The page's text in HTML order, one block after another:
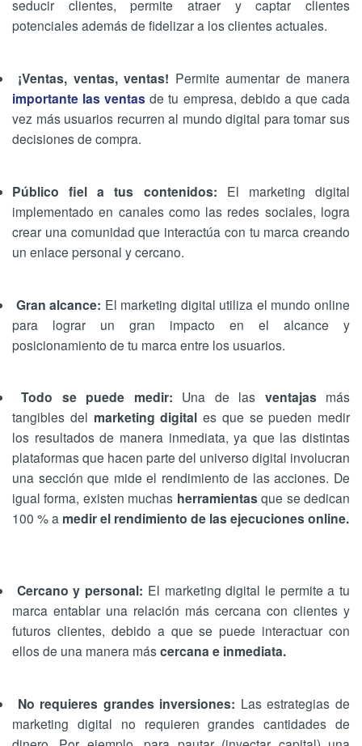
seducir clientes, permite atraer y captar clientes
potenciales además de fidelizar a los clientes actuales.
¡Ventas, ventas, ventas! Permite aumentar de manera
importante las ventas de tu empresa, debido a que cada
vez más usuarios recurren al mundo digital para tomar sus
decisiones de compra.
Público fiel a tus contenidos: El marketing digital
implementado en canales como las redes sociales, logra
crear una comunidad que interactúa con tu marca creando
un enlace personal y cercano.
Gran alcance: El marketing digital utiliza el mundo online
para lograr un gran impacto en el alcance y
posicionamiento de tu marca entre los usuarios.
Todo se puede medir: Una de las ventajas más
tangibles del marketing digital es que se pueden medir
los resultados de manera inmediata, ya que las distintas
plataformas que hacen parte del universo digital involucran
una sección que mide el rendimiento de las acciones. De
igual forma, existen muchas herramientasque se dedican
100 % a medir el rendimiento de las ejecuciones online.
Cercano y personal: El marketing digital le permite a tu
marca entablar una relación más cercana con clientes y
futuros clientes, debido a que se puede interactuar con
ellos de una manera máscercana e inmediata.
No requieres grandes inversiones: Las estrategias de
marketing digital no requieren grandes cantidades de